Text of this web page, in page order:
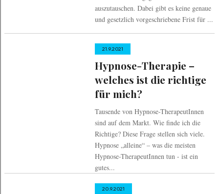
auszutauschen. Dabei gibt es keine genaue
und gesetzlich vorgeschriebene Frist für ...
21.9.2021
Hypnose-Therapie –
welches ist die richtige
für mich?
Tausende von Hypnose-TherapeutInnen
sind auf dem Markt. Wie finde ich die
Richtige? Diese Frage stellen sich viele.
Hypnose „alleine“ – was die meisten
Hypnose-TherapeutInnen tun - ist ein
gutes...
20.9.2021